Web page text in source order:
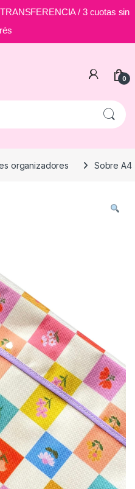
/ 3 cuotas sin
0
organizadores Sobre A4